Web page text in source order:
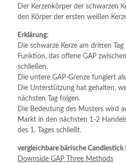
Der Kerzenkörper der schwarzen
den Körper der ersten weißen
Erklärung:
Die schwarze Kerze am dritten
Funktion, das offene GAP
schließen.
Die untere GAP-Grenze fungiert als
Die Unterstützung hat gehalten,
nächsten Tag folgen.
Die Bedeutung des Musters wird
Markt in den nächsten 1-2
des 1. Tages schließt.
vergleichbare bärische Candlestick
Downside GAP Three Methods